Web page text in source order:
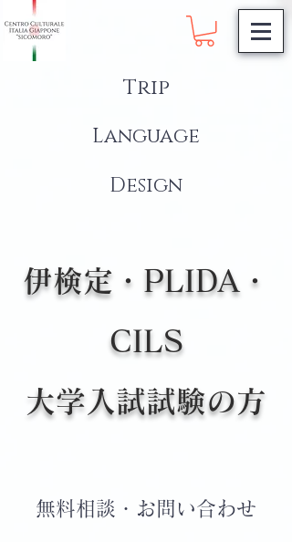
Trip
Language
Design
伊検定・PLIDA・
CILS
大学入試試験の方
無料相談・お問い合わせ